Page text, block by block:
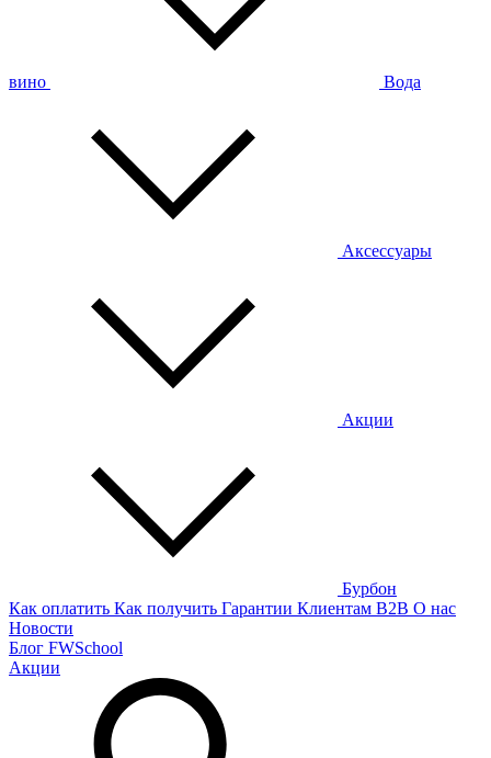
вино Вода
Аксессуары
Акции
Бурбон
Как оплатить Как получить Гарантии Клиентам B2B О нас
Новости
Блог FWSchool
Акции